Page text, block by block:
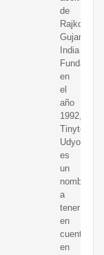
de
Rajkot,
Gujarat,
India
Fundada
en
el
año
1992,
Tinytech
Udyog
es
un
nombre
a
tener
en
cuenta
en